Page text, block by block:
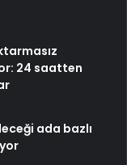
24 saatten
ada bazlı